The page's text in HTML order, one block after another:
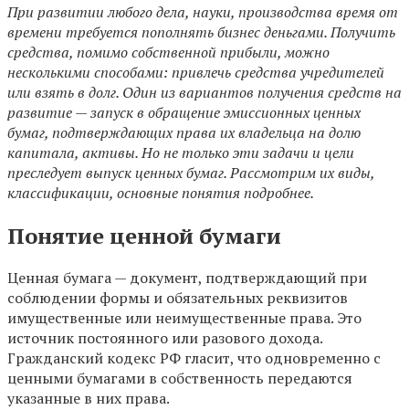
При развитии любого дела, науки, производства время от
времени требуется пополнять бизнес деньгами. Получить
средства, помимо собственной прибыли, можно
несколькими способами: привлечь средства учредителей
или взять в долг. Один из вариантов получения средств на
развитие — запуск в обращение эмиссионных ценных
бумаг, подтверждающих права их владельца на долю
капитала, активы. Но не только эти задачи и цели
преследует выпуск ценных бумаг. Рассмотрим их виды,
классификации, основные понятия подробнее.
Понятие ценной бумаги
Ценная бумага — документ, подтверждающий при
соблюдении формы и обязательных реквизитов
имущественные или неимущественные права. Это
источник постоянного или разового дохода.
Гражданский кодекс РФ гласит, что одновременно с
ценными бумагами в собственность передаются
указанные в них права.